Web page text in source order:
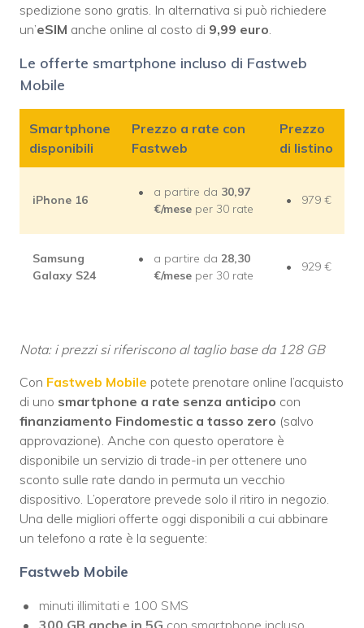
spedizione sono gratis. In alternativa si può richiedere
un’eSIM anche online al costo di 9,99 euro.
Le offerte smartphone incluso di Fastweb
Mobile
Smartphone
disponibili
Prezzo a rate con
Fastweb
Prezzo
di listino
iPhone 16
a partire da 30,97
€/mese per 30 rate
979 €
Samsung
Galaxy S24
a partire da 28,30
€/mese per 30 rate
929 €
Nota: i prezzi si riferiscono al taglio base da 128 GB
Con Fastweb Mobile potete prenotare online l’acquisto
di uno smartphone a rate senza anticipo con
finanziamento Findomestic a tasso zero (salvo
approvazione). Anche con questo operatore è
disponibile un servizio di trade-in per ottenere uno
sconto sulle rate dando in permuta un vecchio
dispositivo. L’operatore prevede solo il ritiro in negozio.
Una delle migliori offerte oggi disponibili a cui abbinare
un telefono a rate è la seguente:
Fastweb Mobile
minuti illimitati e 100 SMS